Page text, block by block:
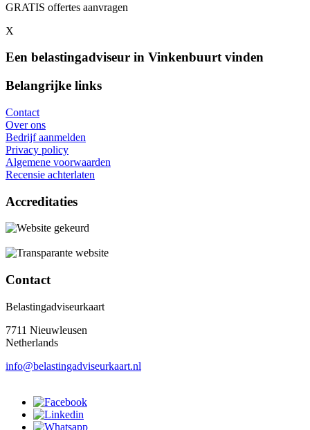
GRATIS offertes aanvragen
X
Een belastingadviseur in Vinkenbuurt vinden
Belangrijke links
Contact
Over ons
Bedrijf aanmelden
Privacy policy
Algemene voorwaarden
Recensie achterlaten
Accreditaties
Contact
Belastingadviseurkaart
7711 Nieuwleusen
Netherlands
info@belastingadviseurkaart.nl